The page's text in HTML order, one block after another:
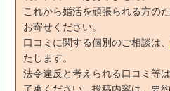
これから婚活を頑張られる方の
お寄せください。
口コミに関する個別のご相談は、
たします。
法令違反と考えられる口コミ等